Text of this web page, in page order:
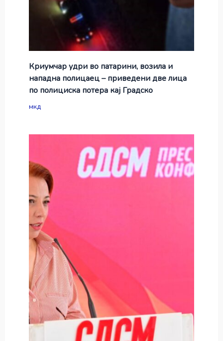
Криумчар удри во патарини, возила и
нападна полицаец – приведени две лица
по полициска потера кај Градско
мкд